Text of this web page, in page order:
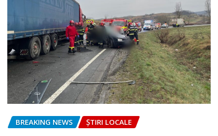
BREAKING NEWS ȘTIRI LOCALE